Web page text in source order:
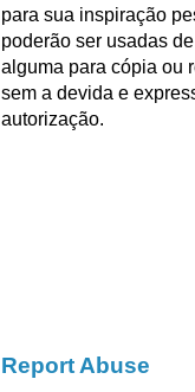
para sua inspiração
poderão ser usadas
alguma para cópia ou
sem a devida e
autorização.
Report Abuse